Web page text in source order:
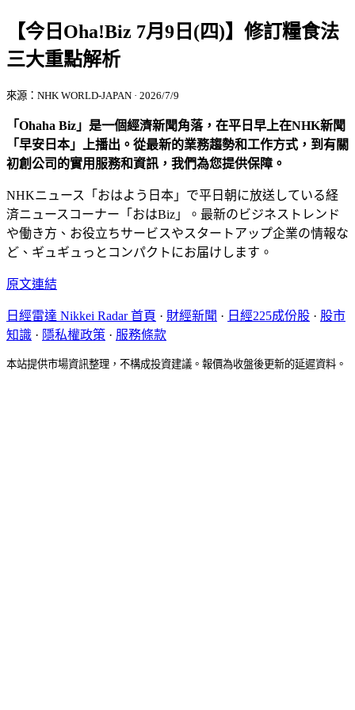
【今日Oha!Biz 7月9日(四)】修訂糧食法
三大重點解析
來源：NHK WORLD-JAPAN · 2026/7/9
「Ohaha Biz」是一個經濟新聞角落，在平日早上在NHK新聞
「早安日本」上播出。從最新的業務趨勢和工作方式，到有關
初創公司的實用服務和資訊，我們為您提供保障。
NHKニュース「おはよう日本」で平日朝に放送している経
済ニュースコーナー「おはBiz」。最新のビジネストレンド
や働き方、お役立ちサービスやスタートアップ企業の情報な
ど、ギュギュっとコンパクトにお届けします。
原文連結
日經雷達 Nikkei Radar 首頁 · 財經新聞 · 日經225成份股 · 股市
知識 · 隱私權政策 · 服務條款
本站提供市場資訊整理，不構成投資建議。報價為收盤後更新的延遲資料。